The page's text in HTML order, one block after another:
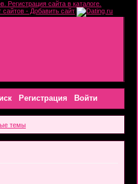
Регистрация сайта в каталоге.
сайтов - Добавить сайт
Регистрация Войти
темы